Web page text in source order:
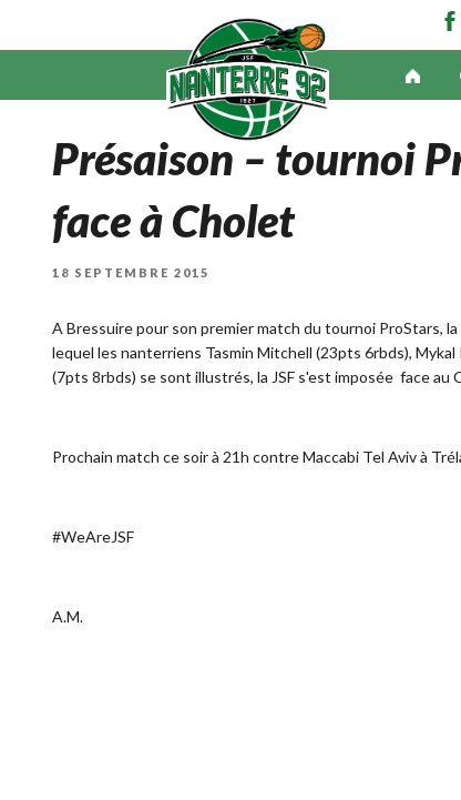
Présaison – tournoi
face à Cholet
PUBLIÉ
18 SEPTEMBRE 2015
A Bressuire pour son premier match du tournoi ProStars,
lequel les nanterriens Tasmin Mitchell (23pts 6rbds),
(7pts 8rbds) se sont illustrés, la JSF s'est imposée face au
Prochain match ce soir à 21h contre Maccabi Tel Aviv à
#WeAreJSF
A.M.